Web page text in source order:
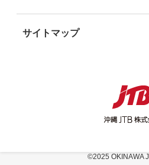
サイトマップ
©2025 OKINAWA